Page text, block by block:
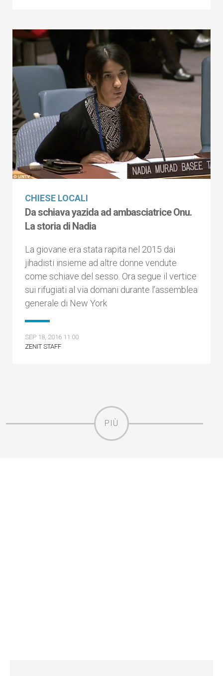
CHIESE LOCALI
Da schiava yazida ad ambasciatrice Onu.
La storia di Nadia
La giovane era stata rapita nel 2015 dai
jihadisti insieme ad altre donne vendute
come schiave del sesso. Ora segue il vertice
sui rifugiati al via domani durante l’assemblea
generale di New York
SEP 18, 2016 11:00
ZENIT STAFF
PIÙ